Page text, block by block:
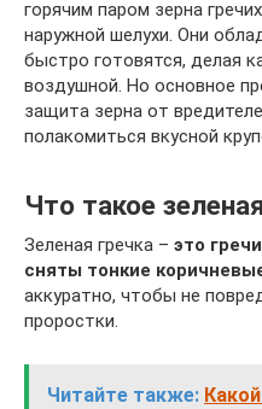
горячим паром зерна
наружной шелухи. Они
быстро готовятся, делая
воздушной. Но основное
защита зерна от
полакомиться вкусной
Что такое
Зеленая гречка – это
сняты тонкие
аккуратно, чтобы не
проростки.
Читайте также: